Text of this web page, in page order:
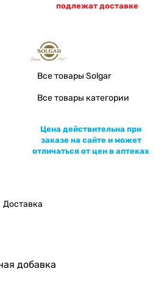
подлежат доставке
Все товары Solgar
Все товары категории
Цена действительна при
заказе на сайте и может
отличаться от цен в аптеках
Доставка
добавка